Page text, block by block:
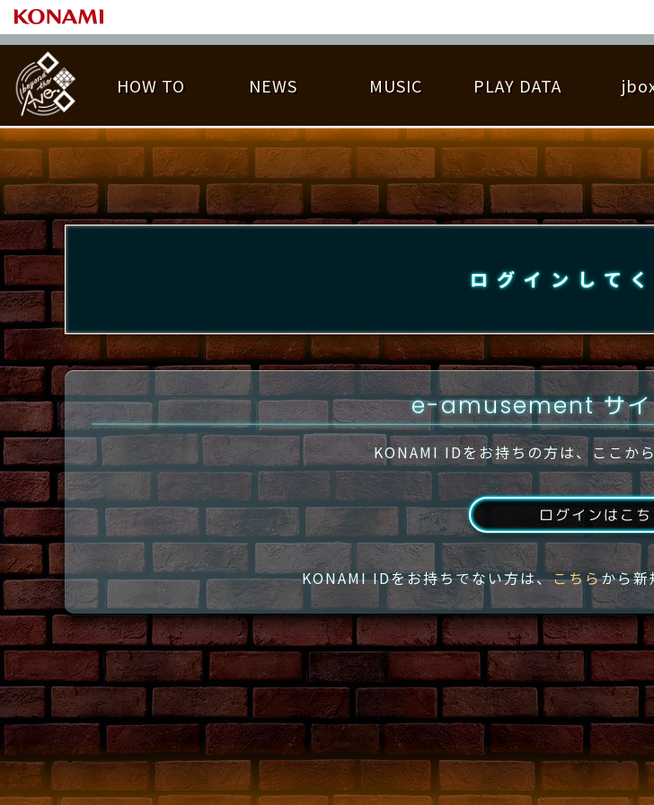
HOW TO
基本の遊び方 遊
NEWS MUSIC
遊べる楽曲 アーテ
PLAY DATA
PLAY DATA TOP EMBLEM ゆびベル
称号 プレー履歴 プレーグラ
ライバル一覧 逆ライバル一覧 ライバル比較
大会参加 大会開催 大会参
LICENSE HIT CHART ORIGINAL HIT CHART BEST
ログインして
e-amusement サイ
KONAMI IDをお持ちの方は、ここか
ログインはこち
KONAMI IDをお持ちでない方は、こちらから新